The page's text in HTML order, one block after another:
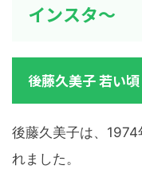
インスタ～
後藤久美子 若い頃
後藤久美子は、
れました。